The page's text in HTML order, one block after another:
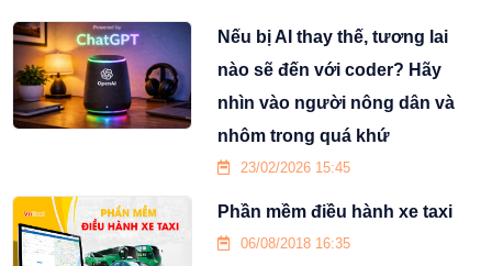
Nếu bị AI thay thế, tương lai
nào sẽ đến với coder? Hãy
nhìn vào người nông dân và
nhôm trong quá khứ
23/02/2026 15:45
Phần mềm điều hành xe taxi
06/08/2018 16:35